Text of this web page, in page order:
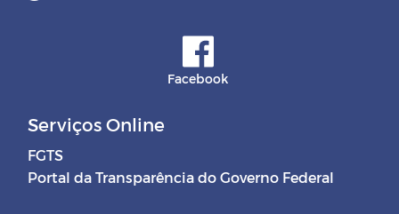
Facebook
Serviços Online
FGTS
Portal da Transparência do Governo Federal